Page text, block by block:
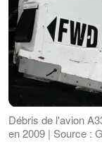
Débris de l'avion
en 2009 | Source :